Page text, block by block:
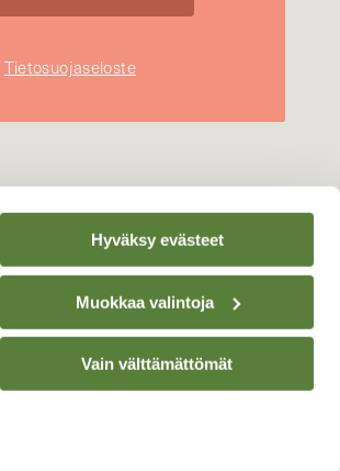
Hyväksy evästeet
Muokkaa valintoja
Vain välttämättömät
Tietosuojaseloste